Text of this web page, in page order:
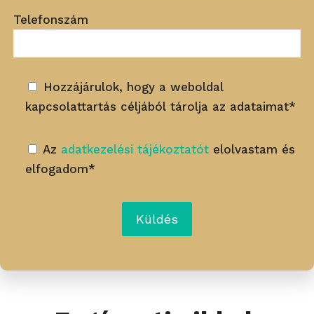
hogy profi és
választottak, valamint,
rendelőnket átjáró
Telefonszám
Hozzájárulok, hogy a weboldal
kapcsolattartás céljából tárolja az adataimat*
Az adatkezelési tájékoztatótelolvastam és
elfogadom*